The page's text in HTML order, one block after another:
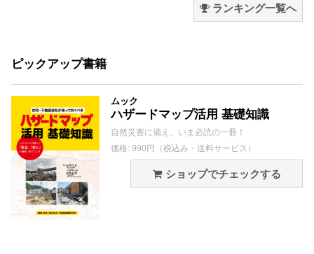
ランキング一覧へ
ピックアップ書籍
ムック
ハザードマップ活用 基礎知識
自然災害に備え、いま必読の一冊！
価格: 990円（税込み・送料サービス）
ショップでチェックする